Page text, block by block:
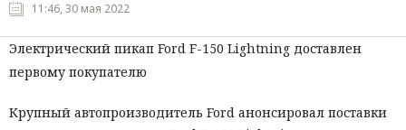
11:46, 30 мая 2022
Электрический пикап Ford F-150 Lightning доставлен
первому покупателю
Крупный автопроизводитель Ford анонсировал поставки